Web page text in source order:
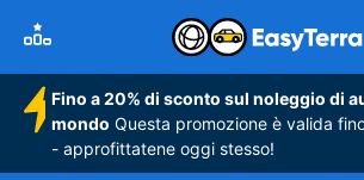
Fino a 20% di sconto sul noleggio di
mondo Questa promozione è valida
- approfittatene oggi stesso!